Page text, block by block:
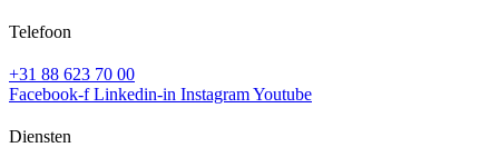
Telefoon
+31 88 623 70 00
Facebook-f Linkedin-in InstagramYoutube
Diensten